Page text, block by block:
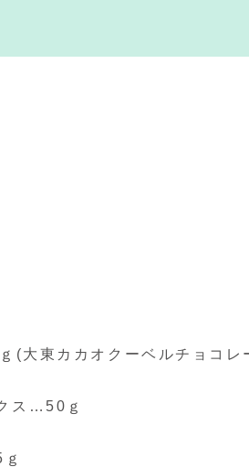
(大東カカオクーベルチョコレ
ス…50ｇ